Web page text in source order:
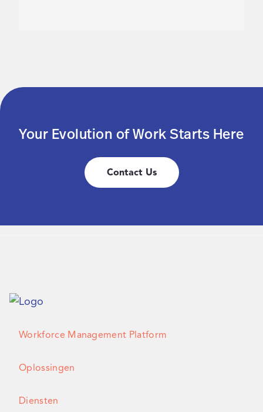
Your Evolution of Work Starts Here
Contact Us
Workforce Management Platform
Oplossingen
Diensten